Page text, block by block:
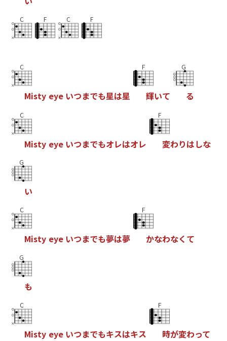
C F C F
C
Misty eye いつまでも星は星
F
輝いて
G
る
C
Misty eye いつまでもオレはオレ
F
変わりはしな
G
い
C
Misty eye いつまでも夢は夢
F
かなわなく て
G
も
C
Misty eye いつまでもキスはキス
F
時が変わって